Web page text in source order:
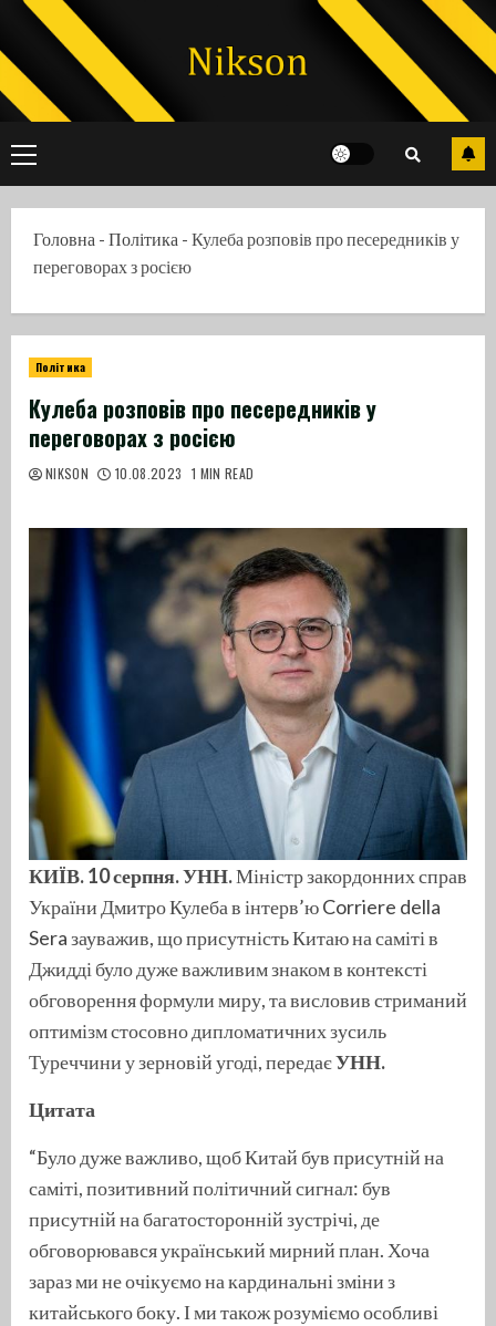
Skip
content
Primary
Menu
Головна - Політика - Кулеба розповів про песередників у
переговорах з росією
Політика
Кулеба розповів про песередників у
переговорах з росією
NIKSON 10.08.2023 1 MIN READ
КИЇВ. 10 серпня. УНН.Міністр закордонних справ
України Дмитро Кулеба в інтерв’юCorriere della
Seraзауважив, що присутність Китаю на саміті в
Джидді було дуже важливим знаком в контексті
обговорення формули миру, та висловив стриманий
оптимізм стосовно дипломатичних зусиль
Туреччини у зерновій угоді, передаєУНН.
Цитата
“Було дуже важливо, щоб Китай був присутній на
саміті, позитивний політичний сигнал: був
присутній на багатосторонній зустрічі, де
обговорювався український мирний план. Хоча
зараз ми не очікуємо на кардинальні зміни з
китайського боку. І ми також розуміємо особливі